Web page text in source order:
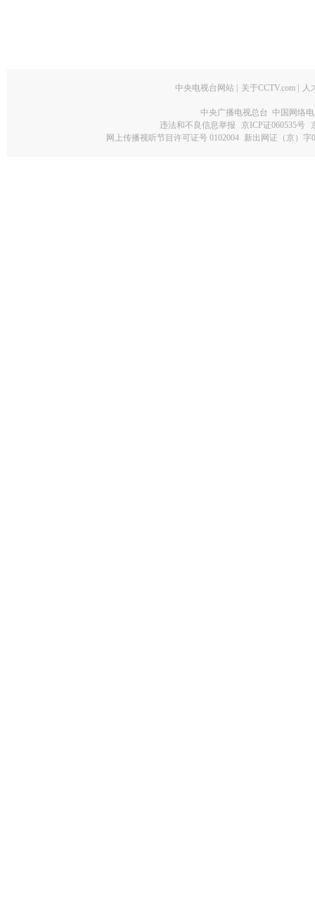
中央电视台网站 关于CCTV.com 人
中央广播电视总台 中国网络
违法和不良信息举报
京ICP证060535号
网上传播视听节目许可证号 0102004 新出网证（京）